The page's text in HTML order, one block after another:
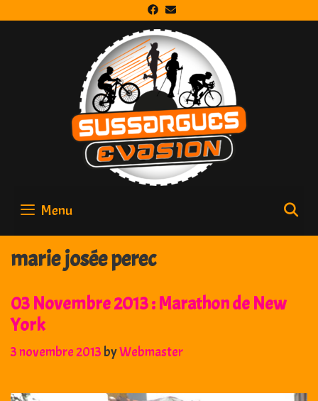
Menu
marie josée perec
03 Novembre 2013 : Marathon de New
York
3 novembre 2013 byWebmaster